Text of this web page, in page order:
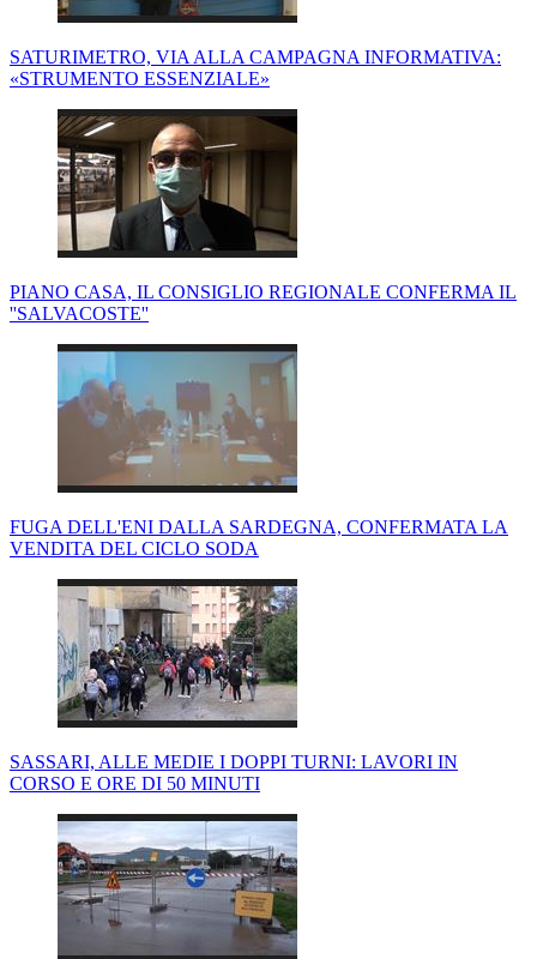
SATURIMETRO, VIA ALLA CAMPAGNA INFORMATIVA:
«STRUMENTO ESSENZIALE»
PIANO CASA, IL CONSIGLIO REGIONALE CONFERMA IL
''SALVACOSTE''
FUGA DELL'ENI DALLA SARDEGNA, CONFERMATA LA
VENDITA DEL CICLO SODA
SASSARI, ALLE MEDIE I DOPPI TURNI: LAVORI IN
CORSO E ORE DI 50 MINUTI